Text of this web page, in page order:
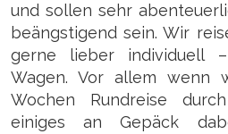
und sollen sehr
beängstigend sein. Wir
gerne lieber individuell
Wagen. Vor allem wenn
Wochen Rundreise
einiges an Gepäck